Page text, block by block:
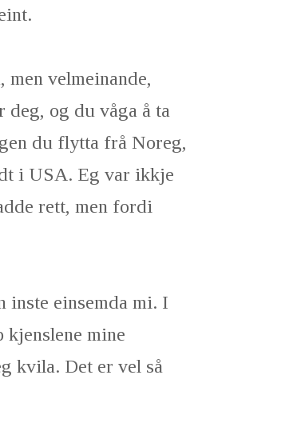
velmeinande,
og du våga å ta
du flytta frå Noreg,
i USA. Eg var ikkje
rett, men fordi
inste einsemda mi. I
kjenslene mine
kvila. Det er vel så